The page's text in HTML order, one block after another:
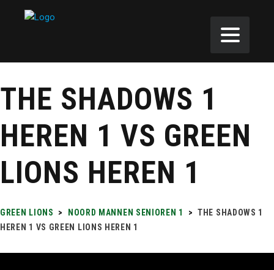
THE SHADOWS 1
HEREN 1 VS GREEN
LIONS HEREN 1
GREEN LIONS > NOORD MANNEN SENIOREN 1 > THE SHADOWS 1
HEREN 1 VS GREEN LIONS HEREN 1